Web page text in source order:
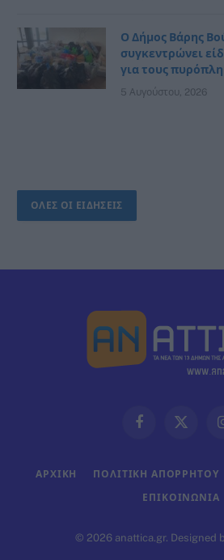
Ο Δήμος Βάρης
συγκεντρώνει
για τους
5 Αυγούστου, 2026
ΟΛΕΣ ΟΙ ΕΙΔΗΣΕΙΣ
FacebookX
ΑΡΧΙΚΗ ΠΟΛΙΤΙΚΗ ΑΠΟΡΡΗΤΟΥ
ΕΠΙΚΟΙΝΩΝΊΑ
© 2026 anattica.gr. Designed